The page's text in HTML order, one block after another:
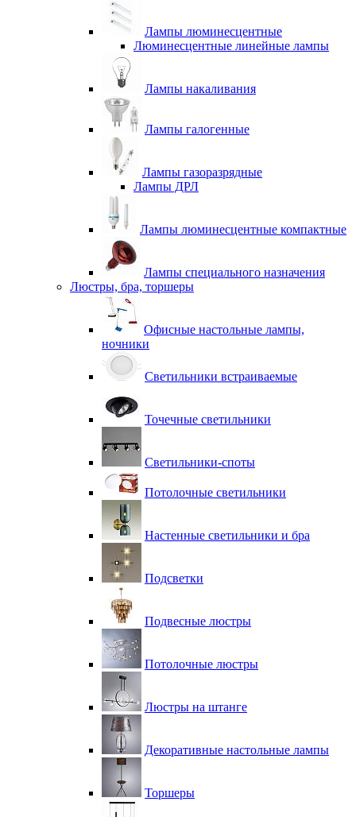
Лампы люминесцентные
Люминесцентные линейные лампы
Лампы накаливания
Лампы галогенные
Лампы газоразрядные
Лампы ДРЛ
Лампы люминесцентные компактные
Лампы специального назначения
Люстры, бра, торшеры
Офисные настольные лампы,
ночники
Светильники встраиваемые
Точечные светильники
Светильники-споты
Потолочные светильники
Настенные светильники и бра
Подсветки
Подвесные люстры
Потолочные люстры
Люстры на штанге
Декоративные настольные лампы
Торшеры